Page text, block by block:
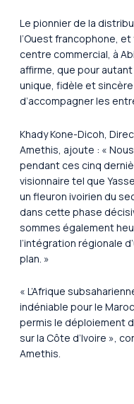
Le pionnier de la
l’Ouest francophone,
centre commercial, à
affirme, que pour
unique, fidèle et
d’accompagner les
Khady Kone-Dicoh,
Amethis, ajoute : «
pendant ces cinq
visionnaire tel que
un fleuron ivoirien du
dans cette phase
sommes également
l’intégration régionale
plan. »
« L’Afrique
indéniable pour le
permis le déploiement
sur la Côte d’Ivoire »,
Amethis.